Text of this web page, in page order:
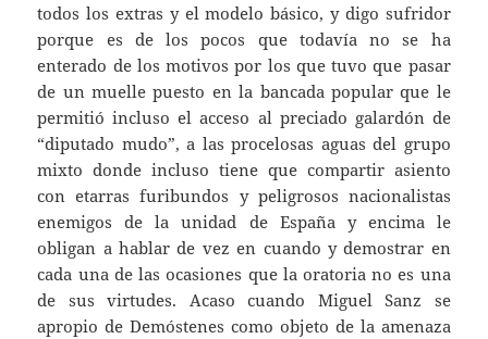
todos los extras y el modelo básico, y digo sufridor
porque es de los pocos que todavía no se ha
enterado de los motivos por los que tuvo que pasar
de un muelle puesto en la bancada popular que le
permitió incluso el acceso al preciado galardón de
“diputado mudo”, a las procelosas aguas del grupo
mixto donde incluso tiene que compartir asiento
con etarras furibundos y peligrosos nacionalistas
enemigos de la unidad de España y encima le
obligan a hablar de vez en cuando y demostrar en
cada una de las ocasiones que la oratoria no es una
de sus virtudes. Acaso cuando Miguel Sanz se
apropio de Demóstenes como objeto de la amenaza